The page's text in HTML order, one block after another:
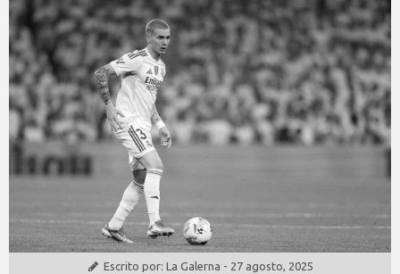
Escrito por: La Galerna - 27 agosto, 2025